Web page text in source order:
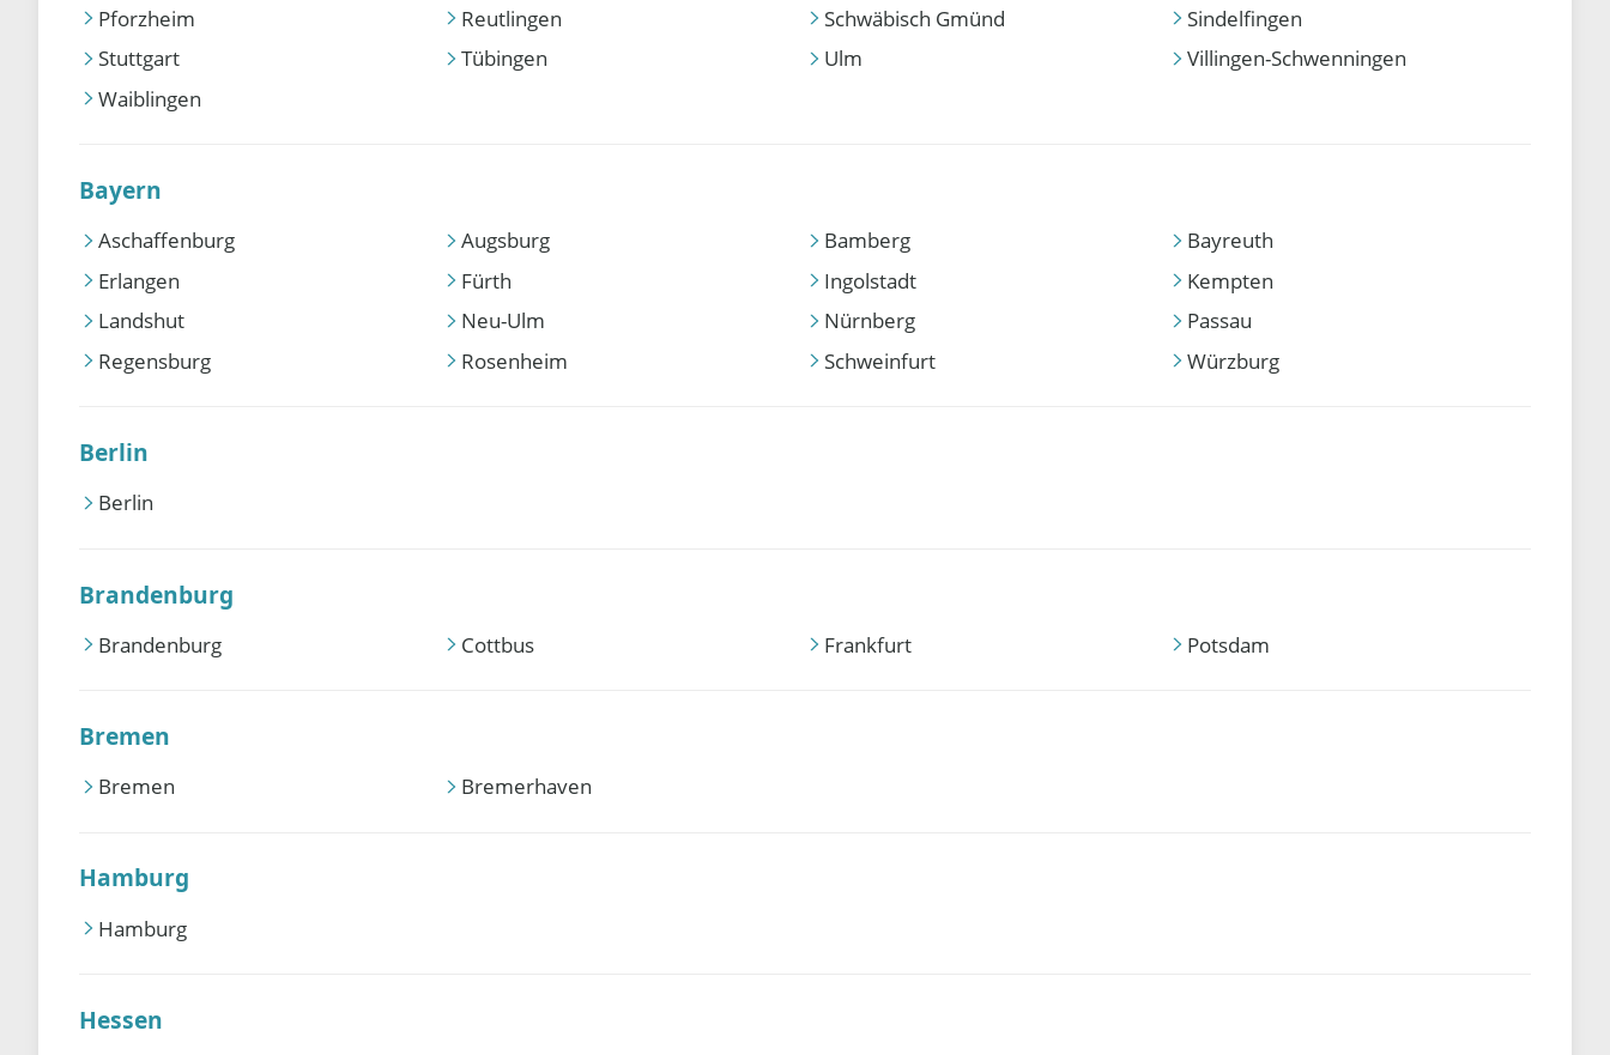
Pforzheim
Reutlingen Schwäbisch Gmünd
Sindelfingen
Stuttgart
Tübingen Ulm
Villingen-Schwenningen
Waiblingen
Bayern
Aschaffenburg Augsburg Bamberg
Bayreuth
Erlangen
Fürth Ingolstadt
Kempten
Landshut
Neu-Ulm Nürnberg
Passau
Regensburg
Rosenheim Schweinfurt Würzburg
Berlin
Berlin
Brandenburg
Brandenburg Cottbus Frankfurt Potsdam
Bremen
Bremen Bremerhaven
Hamburg
Hamburg
Hessen